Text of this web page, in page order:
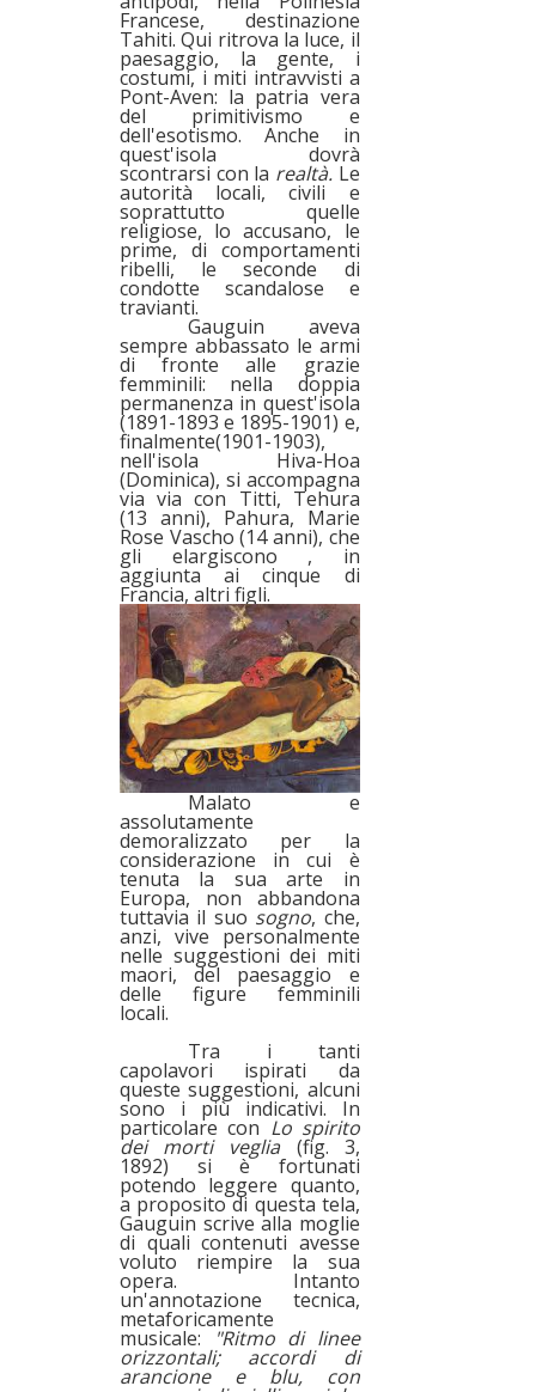
Francese, destinazione
Tahiti. Qui ritrova la luce, il
paesaggio, la gente, i
costumi, i miti intravvisti a
Pont-Aven: la patria vera
del primitivismo e
dell'esotismo. Anche in
quest'isola dovrà
scontrarsi con la realtà. Le
autorità locali, civili e
soprattutto quelle
religiose, lo accusano, le
prime, di comportamenti
ribelli, le seconde di
condotte scandalose e
travianti.
Gauguin aveva
sempre abbassato le armi
di fronte alle grazie
femminili: nella doppia
permanenza in quest'isola
(1891-1893 e 1895-1901) e,
finalmente(1901-1903),
nell'isola Hiva-Hoa
(Dominica), si accompagna
via via con Titti, Tehura
(13 anni), Pahura, Marie
Rose Vascho (14 anni), che
gli elargiscono , in
aggiunta ai cinque di
Francia, altri figli.
Malato e
assolutamente
demoralizzato per la
considerazione in cui è
tenuta la sua arte in
Europa, non abbandona
tuttavia il suo sogno, che,
anzi, vive personalmente
nelle suggestioni dei miti
maori, del paesaggio e
delle figure femminili
locali.
Tra i tanti
capolavori ispirati da
queste suggestioni, alcuni
sono i più indicativi. In
particolare con Lo spirito
dei morti veglia (fig. 3,
1892) si è fortunati
potendo leggere quanto,
a proposito di questa tela,
Gauguin scrive alla moglie
di quali contenuti avesse
voluto riempire la sua
opera. Intanto
un'annotazione tecnica,
metaforicamente
musicale: "Ritmo di linee
orizzontali; accordi di
arancione e blu, con